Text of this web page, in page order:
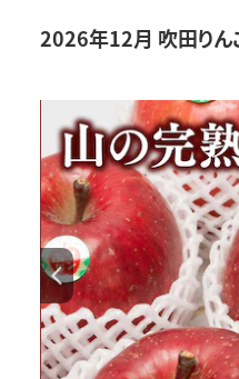
2026年12月 吹田りん